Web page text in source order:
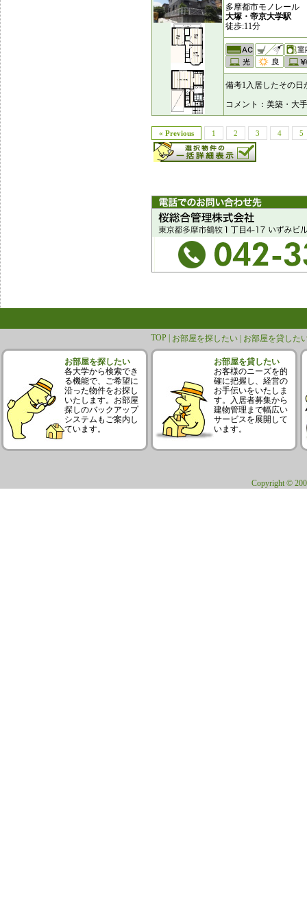
多摩都市モノレール
大塚・帝京大学駅
徒歩:11分
備考1入居したその
コメント：美築・
« Previous 1 2 3 4 5
TOP | お部屋を探したい | お部屋を貸した
お部屋を探したい
各大学から検索でき
る機能で、ご希望に
沿った物件をお探し
いたします。お部屋
探しのバックアップ
システムもご案内し
ています。
お部屋を貸したい
お客様のニーズを的
確に把握し、経営の
お手伝いをいたしま
す。入居者募集から
建物管理まで幅広い
サービスを展開して
います。
Copyright ©